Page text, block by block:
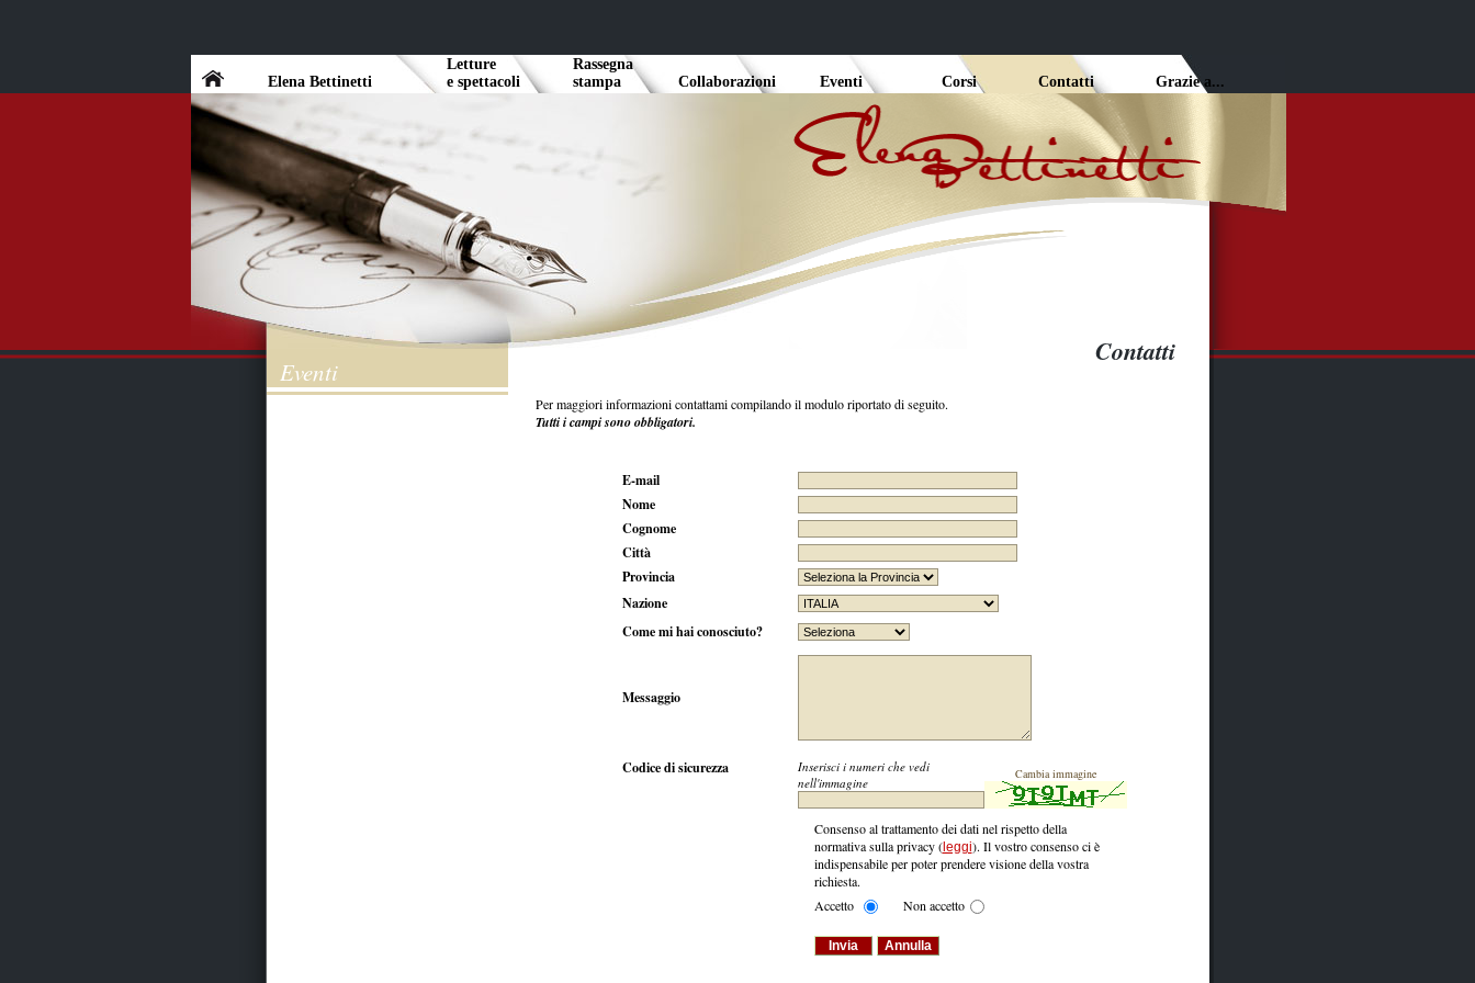
Elena Bettinetti
Letture
e spettacoli
Rassegna
stampa Collaborazioni Eventi Corsi Contatti Grazie a...
Eventi
Contatti
Per maggiori informazioni contattami compilando il modulo riportato di seguito.
Tutti i campi sono obbligatori.
E-mail
Nome
Cognome
Città
Provincia
Nazione
Come mi hai conosciuto?
Messaggio
Codice di sicurezza
Inserisci i numeri che vedi
nell'immagine
Cambia immagine
Consenso al trattamento dei dati nel rispetto della
normativa sulla privacy (leggi). Il vostro consenso ci è
indispensabile per poter prendere visione della vostra
richiesta.
Accetto
Non accetto